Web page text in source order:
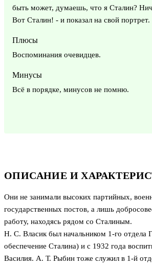
ОПИСАНИЕ И
Они не занимали высоких партийных,
государственных постов, а лишь
работу, находясь рядом со Сталиным.
Н. С. Власик был начальником 1-го
обеспечение Сталина) и с 1932 года
Василия. А. Т. Рыбин тоже служил в 1-й
быть может, думаешь, что я Сталин?
Вот Сталин! - и показал на свой портрет.
Плюсы
Воспоминания очевидцев.
Минусы
Всё в порядке, минусов не помню.